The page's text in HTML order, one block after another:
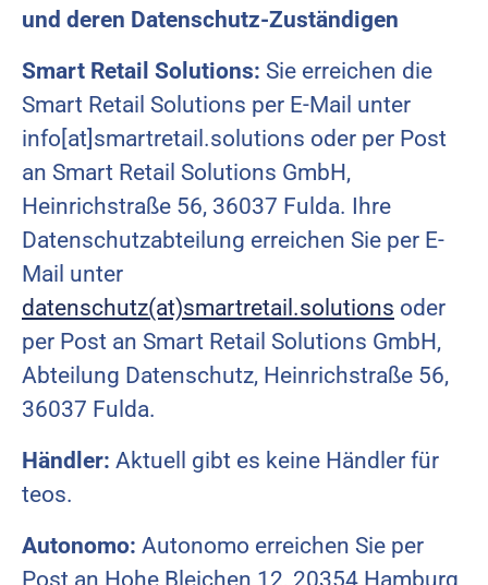
und deren Datenschutz-Zuständigen
Smart Retail Solutions: Sie erreichen die
Smart Retail Solutions per E-Mail unter
info[at]smartretail.solutions oder per Post
an Smart Retail Solutions GmbH,
Heinrichstraße 56, 36037 Fulda. Ihre
Datenschutzabteilung erreichen Sie per E-
Mail unter
datenschutz(at)smartretail.solutions oder
per Post an Smart Retail Solutions GmbH,
Abteilung Datenschutz, Heinrichstraße 56,
36037 Fulda.
Händler: Aktuell gibt es keine Händler für
teos.
Autonomo: Autonomo erreichen Sie per
Post an Hohe Bleichen 12, 20354 Hamburg